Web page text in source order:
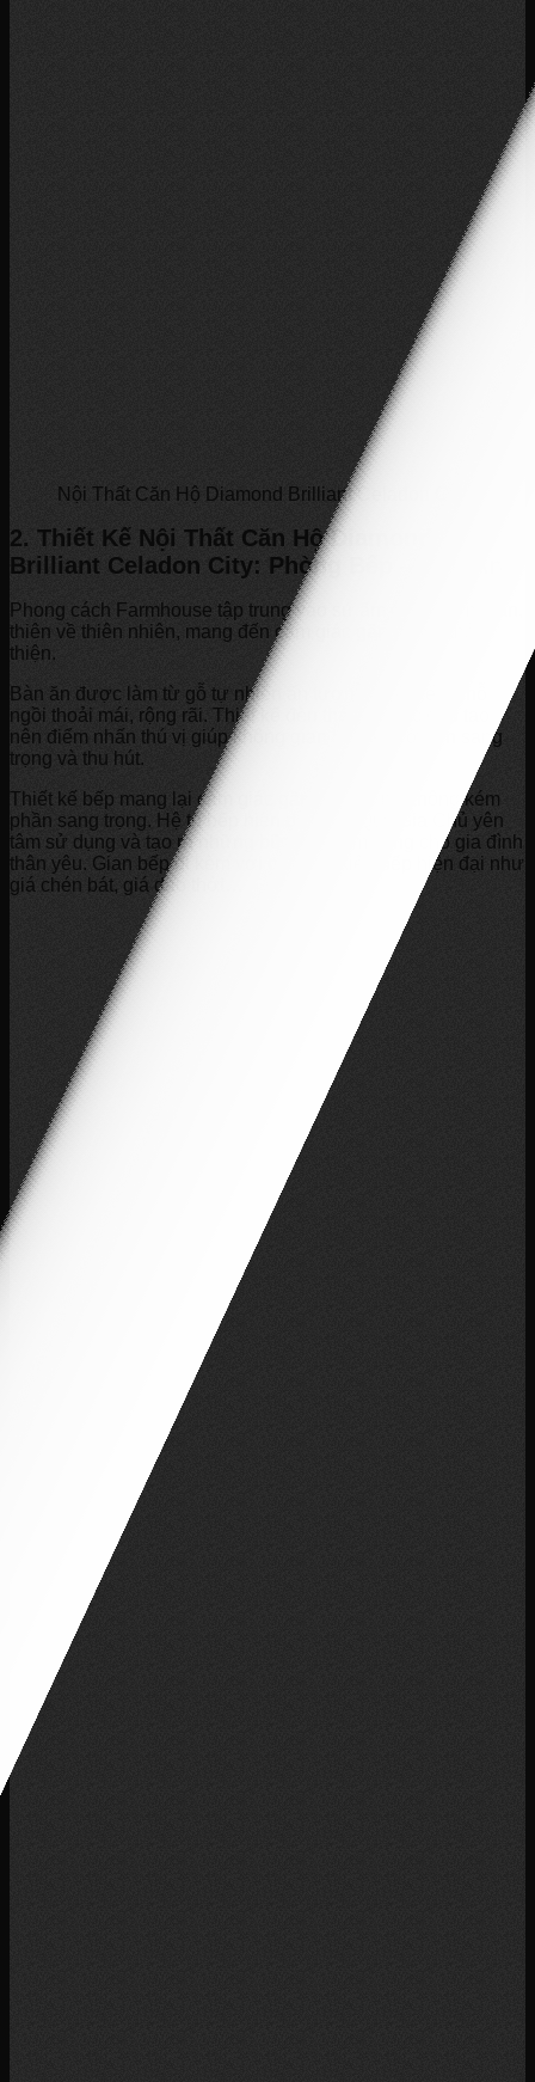
Nội Thất Căn Hộ Diamond Brilliant Celadon City
2. Thiết Kế Nội Thất Căn HộDiamond
Brilliant Celadon City: Phòng Bếp – Bàn Ăn
Phong cách Farmhouse tập trung vào sự ấm cúng, đơn giản,
thiên về thiên nhiên, mang đến cảm giác gần gũi và thân
thiện.
Bàn ăn được làm từ gỗ tự nhiên ấn tượng, thiết kế 6 chỗ
ngồi thoải mái, rộng rãi. Thiết kế đèn thả trần độc đáo tạo
nên điểm nhấn thú vị giúp không gian bàn ăn trở nên sang
trọng và thu hút.
Thiết kế bếp mang lại cảm giác gần gũi nhưng không kém
phần sang trọng. Hệ tủ bếp hiện đại giúp Quý Gia Chủ yên
tâm sử dụng và tạo ra những bữa cơm ấm cúng cho gia đình
thân yêu. Gian bếp đi kèm với các phụ kiện bếp hiện đại như
giá chén bát, giá dao thớt…